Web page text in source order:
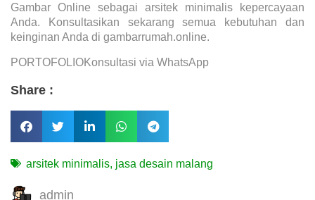
Gambar Online sebagai arsitek minimalis kepercayaan
Anda. Konsultasikan sekarang semua kebutuhan dan
keinginan Anda di gambarrumah.online.
PORTOFOLIOKonsultasi via WhatsApp
Share :
arsitek minimalis, jasa desain malang
admin